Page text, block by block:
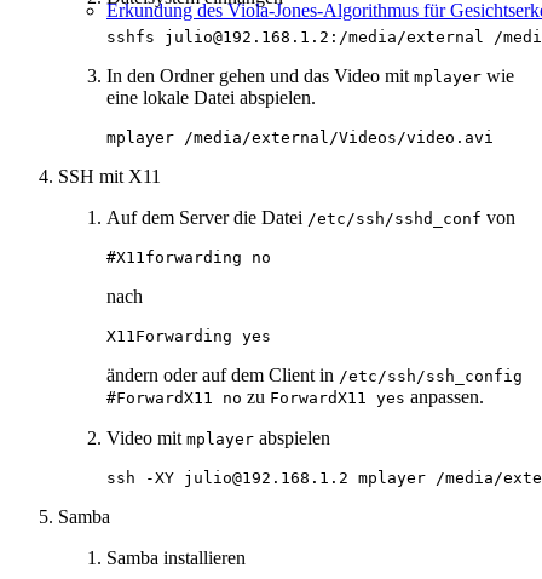
Erkundung des Viola-Jones-Algorithmus für
In den Ordner gehen und das Video mit mplayer wie
eine lokale Datei abspielen.
SSH mit X11
Auf dem Server die Datei /etc/ssh/sshd_conf von
nach
ändern oder auf dem Client in /etc/ssh/ssh_config
#ForwardX11 no zu ForwardX11 yes anpassen.
Video mit mplayer abspielen
Samba
Samba installieren